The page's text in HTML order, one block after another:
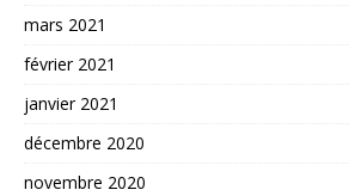
mars 2021
février 2021
janvier 2021
décembre 2020
novembre 2020